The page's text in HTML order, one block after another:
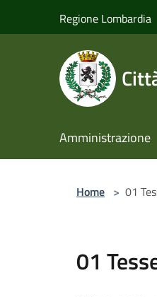
Regione Lombardia
Amministrazione
Home > 01
01